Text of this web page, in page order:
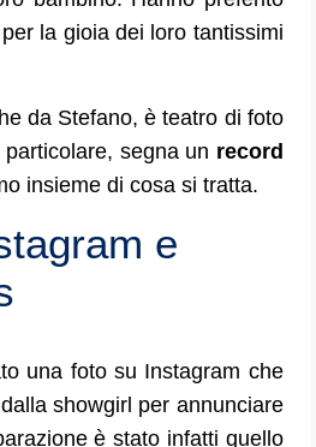
la gioia dei loro tantissimi
da Stefano, è teatro di foto
segna un record
insieme di cosa si tratta.
e
una foto su Instagram che
showgirl per annunciare
è stato infatti quello